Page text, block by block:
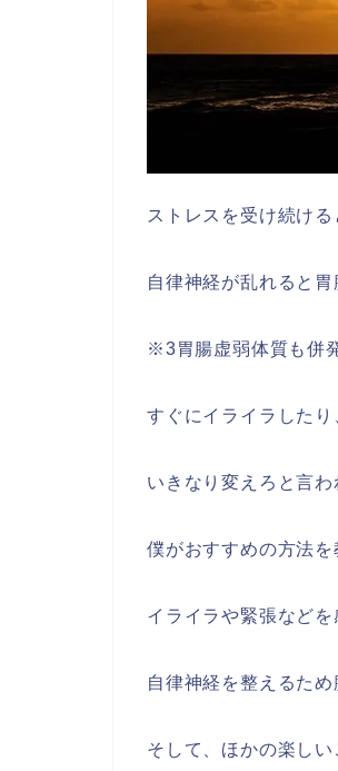
ストレスを受け続け
自律神経が乱れると
※3胃腸虚弱体質も併
すぐにイライラした
いきなり変えろと言わ
僕がおすすめの方法を
イライラや緊張などを
自律神経を整えるた
そして、ほかの楽し